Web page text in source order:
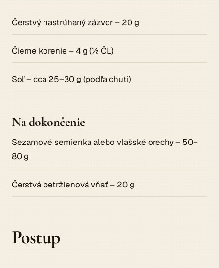
Čerstvý nastrúhaný zázvor – 20 g
Čierne korenie – 4 g (½ ČL)
Soľ – cca 25–30 g (podľa chuti)
Na dokončenie
Sezamové semienka alebo vlašské orechy – 50–
80 g
Čerstvá petržlenová vňať – 20 g
Postup